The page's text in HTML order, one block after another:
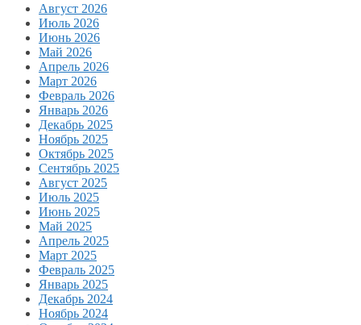
Август 2026
Июль 2026
Июнь 2026
Май 2026
Апрель 2026
Март 2026
Февраль 2026
Январь 2026
Декабрь 2025
Ноябрь 2025
Октябрь 2025
Сентябрь 2025
Август 2025
Июль 2025
Июнь 2025
Май 2025
Апрель 2025
Март 2025
Февраль 2025
Январь 2025
Декабрь 2024
Ноябрь 2024